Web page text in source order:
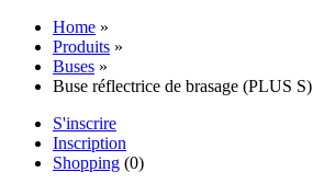
Home »
Produits »
Buses »
Buse réflectrice de brasage (PLUS S)
S'inscrire
Inscription
Shopping (0)